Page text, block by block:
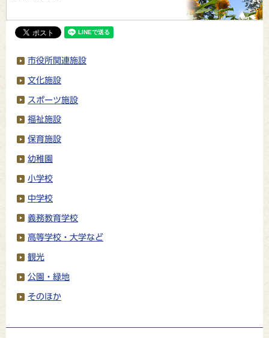
市役所関連施設
文化施設
スポーツ施設
福祉施設
保育施設
幼稚園
小学校
中学校
義務教育学校
高等学校・大学など
観光
公園・緑地
そのほか